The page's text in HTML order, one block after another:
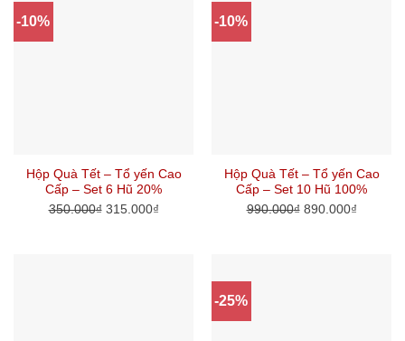
-10%
Hộp Quà Tết – Tổ yến Cao
Cấp – Set 6 Hũ 20%
350.000₫ 315.000₫
-10%
Hộp Quà Tết – Tổ yến Cao
Cấp – Set 10 Hũ 100%
990.000₫ 890.000₫
-25%